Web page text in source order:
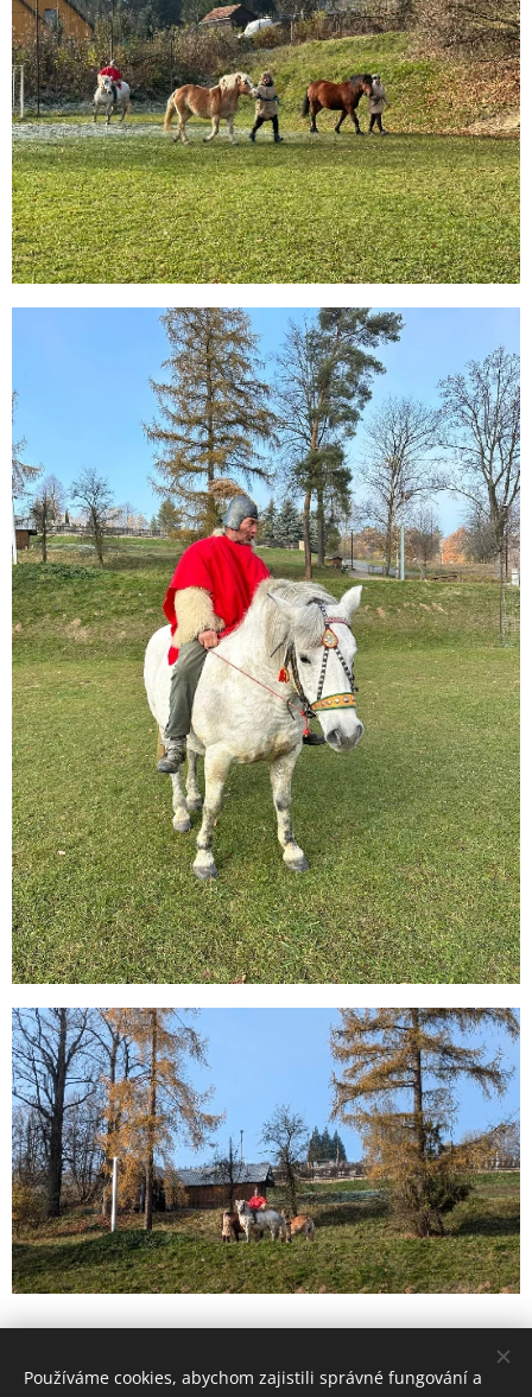
Používáme cookies, abychom zajistili správné fungování a